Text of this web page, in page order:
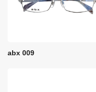
abx 009